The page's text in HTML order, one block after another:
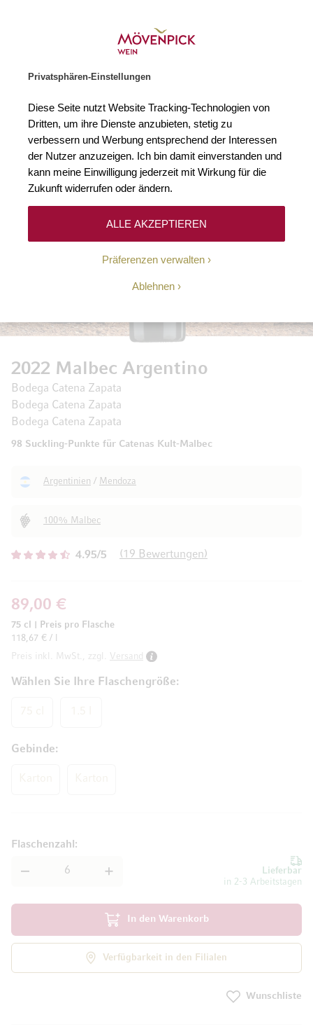
Privatsphären-Einstellungen
Diese Seite nutzt Website Tracking-Technologien von
Dritten, um ihre Dienste anzubieten, stetig zu
verbessern und Werbung entsprechend der Interessen
der Nutzer anzuzeigen. Ich bin damit einverstanden und
kann meine Einwilligung jederzeit mit Wirkung für die
Zukunft widerrufen oder ändern.
Präferenzen verwalten
Ablehnen
ALLE AKZEPTIEREN
4.95/5 19 Bewertungen
2022 Malbec Argentino
Bodega Catena Zapata
Bodega Catena Zapata
Bodega Catena Zapata
98 Suckling-Punkte für Catenas Kult-Malbec
Argentinien / Mendoza
100% Malbec
Wählen Sie Ihre Flaschengröße
Gebinde
89,00 €
75 cl
Preis pro Flasche
118,67 € / l
Preis inkl. MwSt., zzgl.
Versand
Lieferbar
in 2-3 Arbeitstagen
Flaschenzahl
In den Warenkorb
Verfügbarkeit in den Filialen
Wunschliste
Zum Ende der Bildgalerie springen
Zum Anfang der